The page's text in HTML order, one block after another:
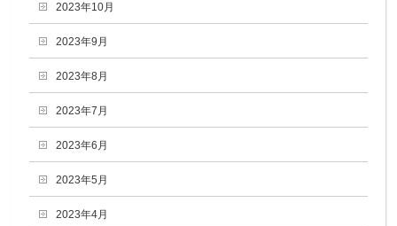
2023年10月
2023年9月
2023年8月
2023年7月
2023年6月
2023年5月
2023年4月